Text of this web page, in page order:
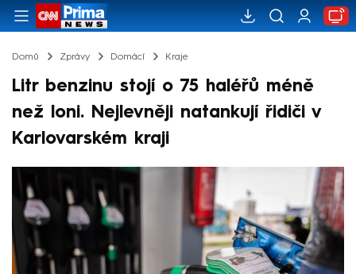
Domů Zprávy Domácí Kraje
Litr benzinu stojí o 75 haléřů méně
než loni. Nejlevněji natankují řidiči v
Karlovarském kraji